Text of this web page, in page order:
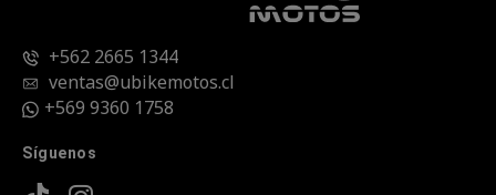
+562 2665 1344
ventas@ubikemotos.cl
+569 9360 1758
Síguenos